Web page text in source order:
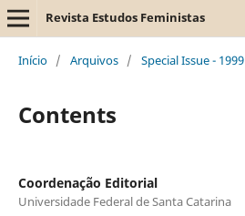
Revista Estudos Feministas
Início / Arquivos / Special Issue - 1999
Contents
Coordenação Editorial
Universidade Federal de Santa Catarina